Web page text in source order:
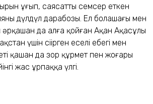
ұғып, саясатты семсер еткен
дүлдүл дарабозы. Ел болашағы мен
әрқашан да алға қойған Ақан Ақасұлы
үшін сіңірген еңселі еңбегі мен
қашан да зор құрмет пен жоғары
жас ұрпаққа үлгі.